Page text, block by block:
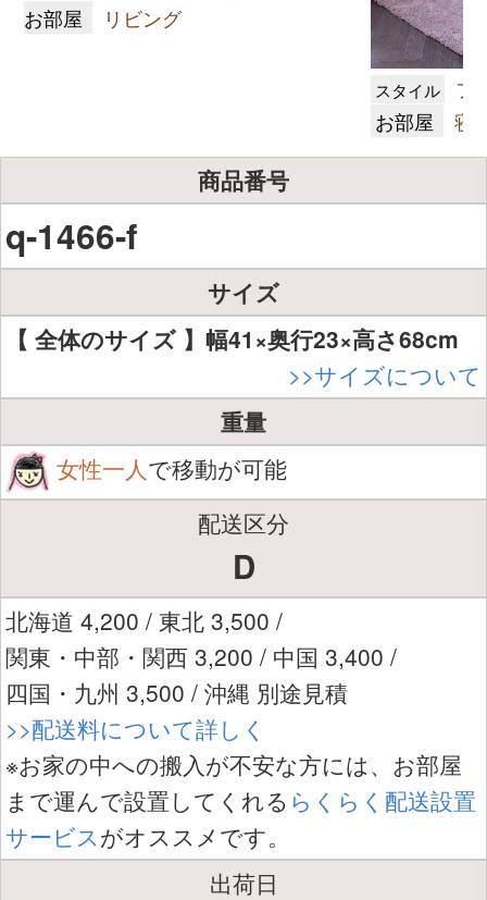
お部屋
リビング
スタイル
フ
お部屋
寝
商品番号
q-1466-f
サイズ
【 全体のサイズ 】幅41×奥行23×高さ68cm
>>サイズについて
重量
女性一人で移動が可能
配送区分
D
北海道 4,200 / 東北 3,500 /
関東・中部・関西 3,200 / 中国 3,400 /
四国・九州 3,500 / 沖縄 別途見積
>>配送料について詳しく
※お家の中への搬入が不安な方には、お部屋
まで運んで設置してくれる らくらく配送設置
サービスがオススメです。
出荷日